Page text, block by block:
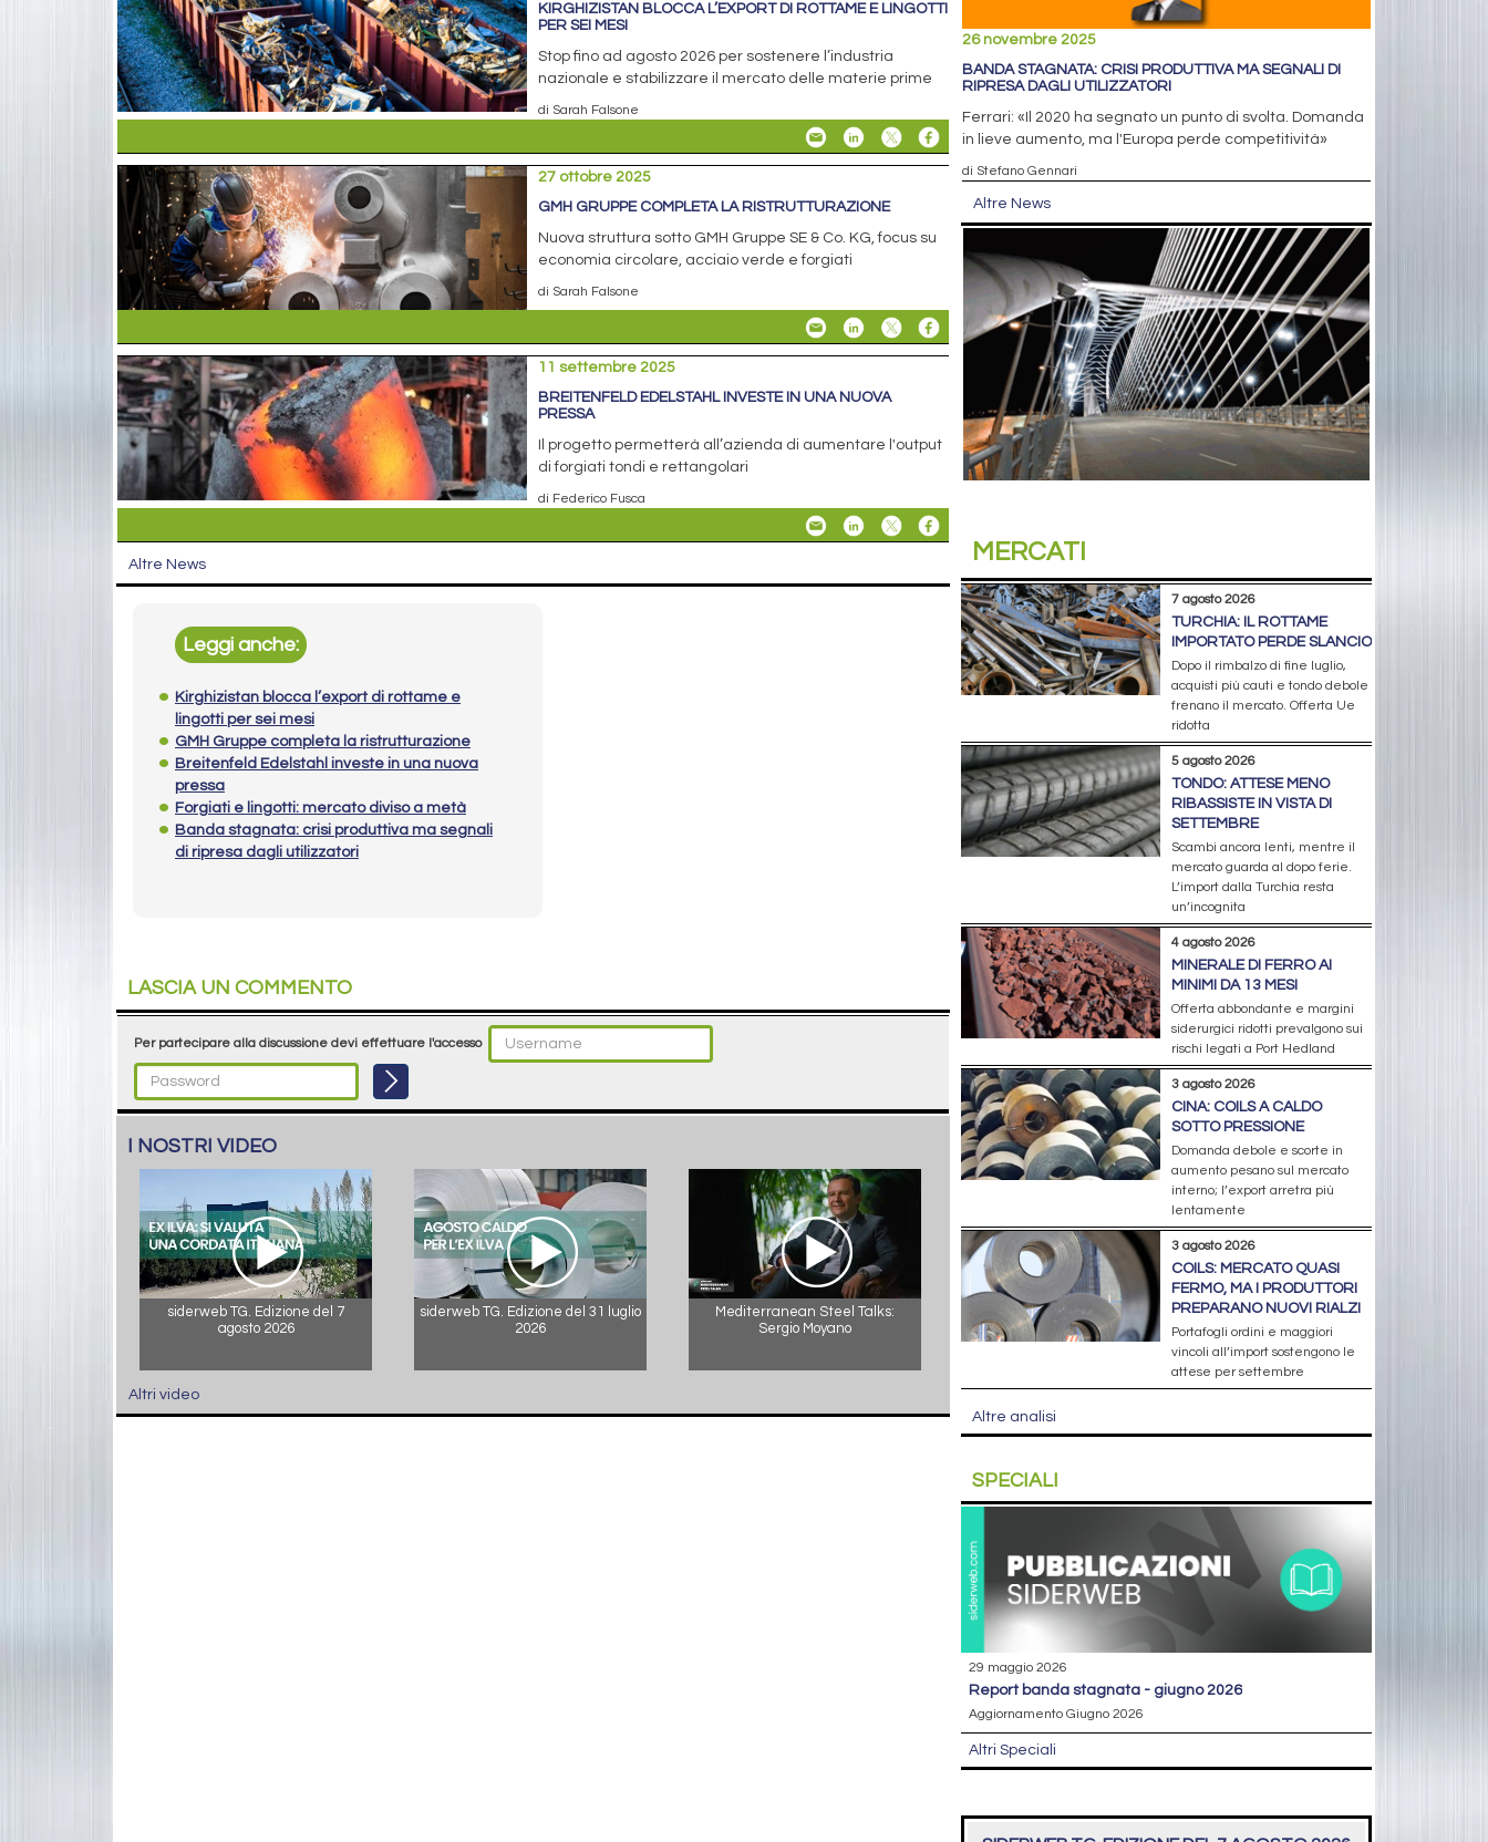
KIRGHIZISTAN BLOCCA L’EXPORT DI ROTTAME E LINGOTTI
PER SEI MESI
Stop fino ad agosto 2026 per sostenere l’industria
nazionale e stabilizzare il mercato delle materie prime
di Sarah Falsone
27 ottobre 2025
GMH GRUPPE COMPLETA LA RISTRUTTURAZIONE
Nuova struttura sotto GMH Gruppe SE & Co. KG, focus su
economia circolare, acciaio verde e forgiati
di Sarah Falsone
11 settembre 2025
BREITENFELD EDELSTAHL INVESTE IN UNA NUOVA
PRESSA
Il progetto permetterà all’azienda di aumentare l'output
di forgiati tondi e rettangolari
di Federico Fusca
Altre News
Leggi anche:
Kirghizistan blocca l’export di rottame e
lingotti per sei mesi
GMH Gruppe completa la ristrutturazione
Breitenfeld Edelstahl investe in una nuova
pressa
Forgiati e lingotti: mercato diviso a metà
Banda stagnata: crisi produttiva ma segnali
di ripresa dagli utilizzatori
LASCIA UN COMMENTO
Per partecipare alla discussione devi effettuare l'accesso
I NOSTRI VIDEO
siderweb TG. Edizione del 7
agosto 2026
siderweb TG. Edizione del 31 luglio
2026
Mediterranean Steel Talks:
Sergio Moyano
Altri video
26 novembre 2025
BANDA STAGNATA: CRISI PRODUTTIVA MA SEGNALI DI
RIPRESA DAGLI UTILIZZATORI
Ferrari: «Il 2020 ha segnato un punto di svolta. Domanda
in lieve aumento, ma l'Europa perde competitività»
di Stefano Gennari
Altre News
MERCATI
7 agosto 2026
TURCHIA: IL ROTTAME
IMPORTATO PERDE SLANCIO
Dopo il rimbalzo di fine luglio,
acquisti più cauti e tondo debole
frenano il mercato. Offerta Ue
ridotta
5 agosto 2026
TONDO: ATTESE MENO
RIBASSISTE IN VISTA DI
SETTEMBRE
Scambi ancora lenti, mentre il
mercato guarda al dopo ferie.
L’import dalla Turchia resta
un’incognita
4 agosto 2026
MINERALE DI FERRO AI
MINIMI DA 13 MESI
Offerta abbondante e margini
siderurgici ridotti prevalgono sui
rischi legati a Port Hedland
3 agosto 2026
CINA: COILS A CALDO
SOTTO PRESSIONE
Domanda debole e scorte in
aumento pesano sul mercato
interno; l’export arretra più
lentamente
3 agosto 2026
COILS: MERCATO QUASI
FERMO, MA I PRODUTTORI
PREPARANO NUOVI RIALZI
Portafogli ordini e maggiori
vincoli all’import sostengono le
attese per settembre
Altre analisi
SPECIALI
29 maggio 2026
report banda stagnata - giugno 2026
Aggiornamento Giugno 2026
Altri Speciali